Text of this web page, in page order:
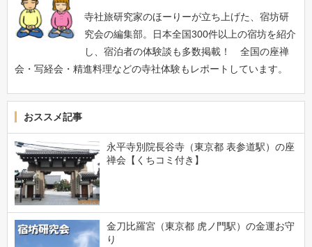
寺社旅研究家のほーりーが立ち上げた、宿坊研
究会の編集部。日本全国300件以上の宿坊を紹介
し、宿泊者の体験談も多数掲載！ 全国の座禅
会・写経会・精進料理などの寺社体験もレポートしています。
おススメ記事
永平寺別院長谷寺（東京都 表参道駅）の座
禅会【くちコミ付き】
金刀比羅宮（東京都 虎ノ門駅）の金運お守
り